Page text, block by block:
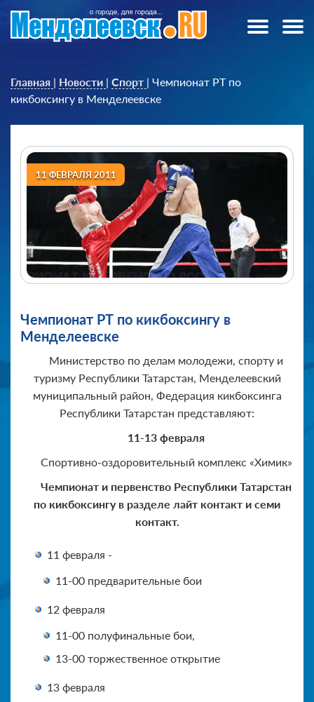
Главная | Новости | Спорт | Чемпионат РТ по
кикбоксингу в Менделеевске
11 ФЕВРАЛЯ 2011
Чемпионат РТ по кикбоксингу в
Менделеевске
Министерство по делам молодежи, спорту и
туризму Республики Татарстан, Менделеевский
муниципальный район, Федерация кикбоксинга
Республики Татарстан представляют:
11-13 февраля
Спортивно-оздоровительный комплекс «Химик»
Чемпионат и первенство Республики Татарстан
по кикбоксингу в разделе лайт контакт и семи
контакт.
11 февраля -
11-00 предварительные бои
12 февраля
11-00 полуфинальные бои,
13-00 торжественное открытие
13 февраля